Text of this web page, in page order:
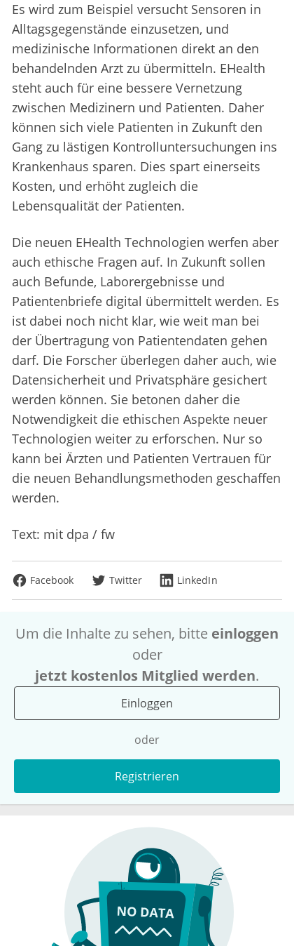
Es wird zum Beispiel versucht Sensoren in
Alltagsgegenstände einzusetzen, und
medizinische Informationen direkt an den
behandelnden Arzt zu übermitteln. EHealth
steht auch für eine bessere Vernetzung
zwischen Medizinern und Patienten. Daher
können sich viele Patienten in Zukunft den
Gang zu lästigen Kontrolluntersuchungen ins
Krankenhaus sparen. Dies spart einerseits
Kosten, und erhöht zugleich die
Lebensqualität der Patienten.
Die neuen EHealth Technologien werfen aber
auch ethische Fragen auf. In Zukunft sollen
auch Befunde, Laborergebnisse und
Patientenbriefe digital übermittelt werden. Es
ist dabei noch nicht klar, wie weit man bei
der Übertragung von Patientendaten gehen
darf. Die Forscher überlegen daher auch, wie
Datensicherheit und Privatsphäre gesichert
werden können. Sie betonen daher die
Notwendigkeit die ethischen Aspekte neuer
Technologien weiter zu erforschen. Nur so
kann bei Ärzten und Patienten Vertrauen für
die neuen Behandlungsmethoden geschaffen
werden.
Text: mit dpa / fw
Facebook Twitter LinkedIn
Um die Inhalte zu sehen, bitte einloggen
oder
jetzt kostenlos Mitglied werden.
Einloggen
oder
Registrieren